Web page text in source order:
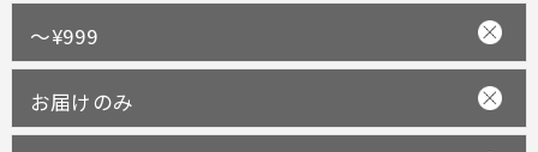
～¥999
お届けのみ